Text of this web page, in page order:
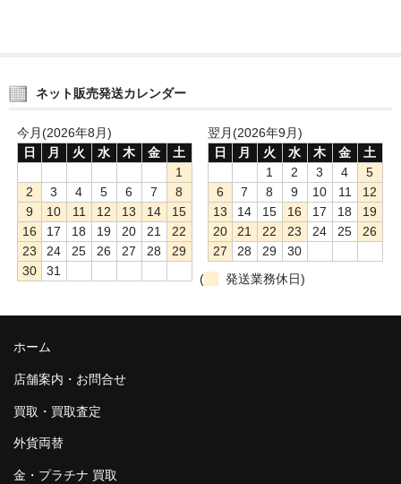
ネット販売発送カレンダー
今月(2026年8月)
日
月 火 水 木 金
土
1
2
3 4 5 6 7
8
9
10 11 12 13 14
15
16
17 18 19 20 21
22
23
24 25 26 27 28
29
30
31
翌月(2026年9月)
日
月 火 水 木 金
土
1
2 3 4
5
6
7 8 9 10 11
12
13
14 15 16 17 18
19
20
21 22 23 24 25
26
27
28 29
30
(
発送業務休日)
ホーム
店舗案内・お問合せ
買取・買取査定
外貨両替
金・プラチナ 買取